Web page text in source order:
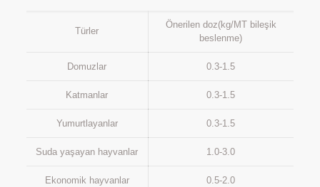
Türler
Önerilen doz(kg/MT bileşik
beslenme)
Domuzlar 0.3-1.5
Katmanlar 0.3-1.5
Yumurtlayanlar 0.3-1.5
Suda yaşayan hayvanlar 1.0-3.0
Ekonomik hayvanlar 0.5-2.0